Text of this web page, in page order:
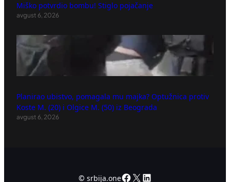
Miško potvrdio bombu! Stiglo pojačanje
avgust 6, 2026
Planirao ubistvo, pomagala mu majka? Optužnica protiv
Koste M. (20) i Olgice M. (50) iz Beograda
avgust 6, 2026
© srbija.oneFacebook
X LinkedIn